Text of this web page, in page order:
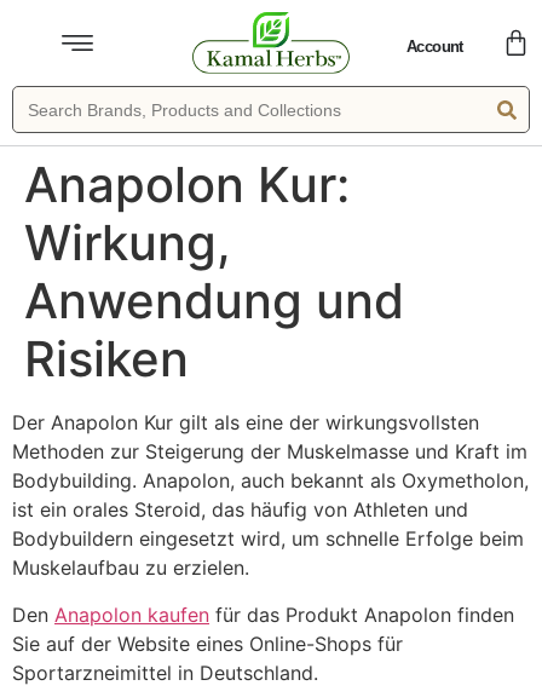
Account
Anapolon Kur:
Wirkung,
Anwendung und
Risiken
Der Anapolon Kur gilt als eine der wirkungsvollsten
Methoden zur Steigerung der Muskelmasse und Kraft im
Bodybuilding. Anapolon, auch bekannt als Oxymetholon,
ist ein orales Steroid, das häufig von Athleten und
Bodybuildern eingesetzt wird, um schnelle Erfolge beim
Muskelaufbau zu erzielen.
Den Anapolon kaufen für das Produkt Anapolon finden
Sie auf der Website eines Online-Shops für
Sportarzneimittel in Deutschland.